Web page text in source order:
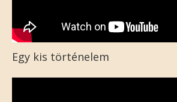
Egy kis történelem